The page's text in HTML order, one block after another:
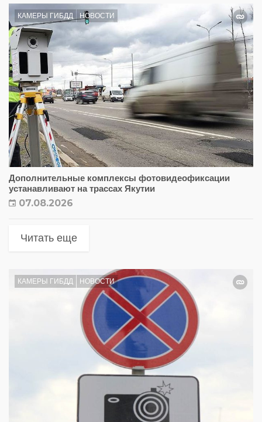
КАМЕРЫ ГИБДД НОВОСТИ
Дополнительные комплексы фотовидеофиксации
устанавливают на трассах Якутии
07.08.2026
Читать еще
КАМЕРЫ ГИБДД НОВОСТИ